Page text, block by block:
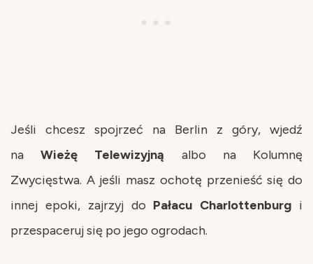
Jeśli chcesz spojrzeć na Berlin z góry, wjedź
naWieżę Telewizyjną albo na Kolumnę
Zwycięstwa. A jeśli masz ochotę przenieść się do
innej epoki, zajrzyj do Pałacu Charlottenburg i
przespaceruj się po jego ogrodach.